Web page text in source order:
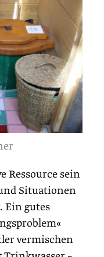
Ressource sein
Situationen
Ein gutes
vermischen